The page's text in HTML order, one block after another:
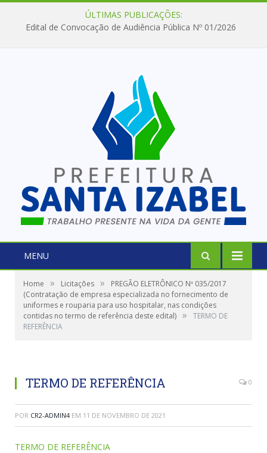
ÚLTIMAS PUBLICAÇÕES:
Edital de Convocação de Audiência Pública Nº 01/2026
MENU
Home » Licitações »
PREGÃO ELETRÔNICO Nº 035/2017
(Contratação de empresa especializada no fornecimento de
uniformes e rouparia para uso hospitalar, nas condições
contidas no termo de referência deste edital) »
TERMO DE
REFERÊNCIA
TERMO DE REFERÊNCIA 0
POR CR2-ADMIN4 EM 11 DE NOVEMBRO DE 2021
TERMO DE REFERÊNCIA